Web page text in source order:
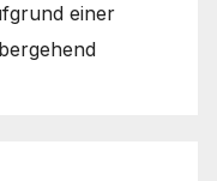
einer